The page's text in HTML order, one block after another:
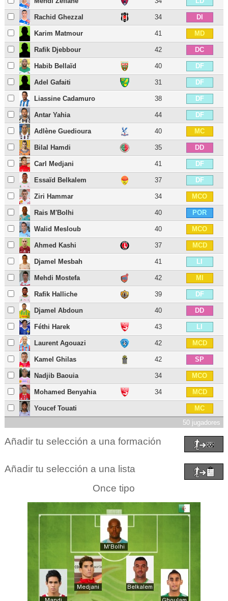
Rachid Ghezzal 34 DI
Karim Matmour 41 MD
Rafik Djebbour 42 DC
Habib Bellaïd 40 DF
Adel Gafaiti 31 DF
Liassine Cadamuro 38 DF
Antar Yahia 44 DF
Adlène Guedioura 40 MC
Bilal Hamdi 35 DD
Carl Medjani 41 DF
Essaïd Belkalem 37 DF
Ziri Hammar 34 MCO
Rais M'Bolhi 40 POR
Walid Mesloub 40 MCO
Ahmed Kashi 37 MCD
Djamel Mesbah 41 LI
Mehdi Mostefa 42 MI
Rafik Halliche 39 DF
Djamel Abdoun 40 DD
Féthi Harek 43 LI
Laurent Agouazi 42 MCD
Kamel Ghilas 42 SP
Nadjib Baouia 34 MCO
Mohamed Benyahia 34 MCD
Youcef Touati
MC
50 jugadores
Añadir tu selección a una formación
Añadir tu selección a una lista
Once tipo